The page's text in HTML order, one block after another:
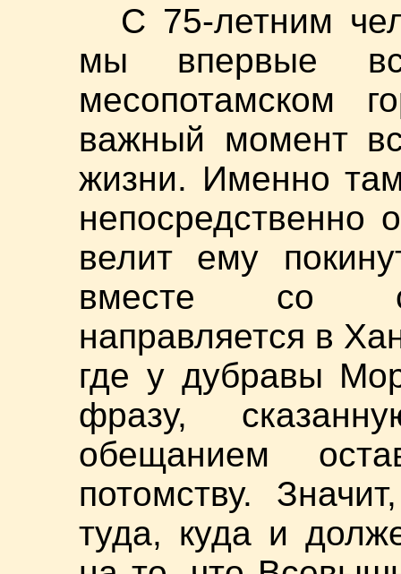
С 75-летним
мы впервые
месопотамском
важный момент
жизни. Именно
непосредственно
велит ему
вместе со
направляется в
где у дубравы
фразу,
обещанием
потомству.
туда, куда и